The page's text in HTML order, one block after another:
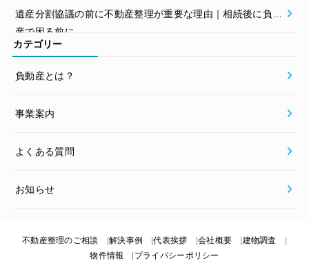
遺産分割協議の前に不動産整理が重要な理由｜相続後に負動
産で困る前に
カテゴリー
負動産とは？
事業案内
よくある質問
お知らせ
不動産整理のご相談 解決事例 代表挨拶 会社概要
建物調査
物件情報
プライバシーポリシー